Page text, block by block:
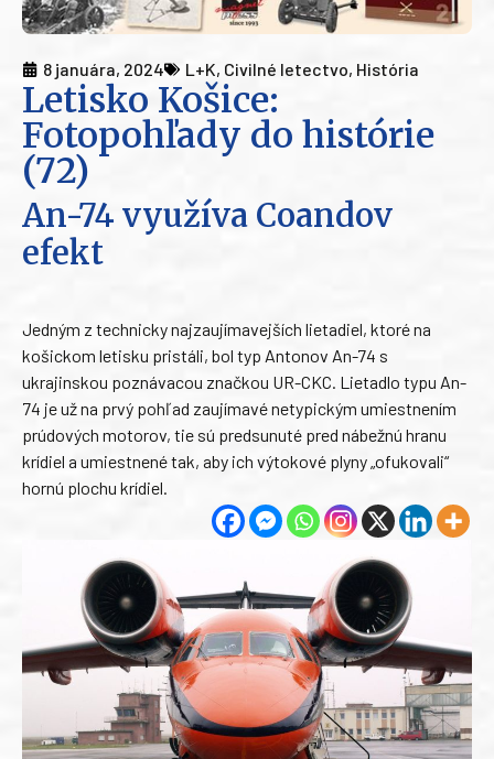
8 januára, 2024 L+K, Civilné letectvo, História
Letisko Košice:
Fotopohľady do histórie
(72)
An-74 využíva Coandov
efekt
Jedným z technicky najzaujímavejších lietadiel, ktoré na
košickom letisku pristáli, bol typ Antonov An-74 s
ukrajinskou poznávacou značkou UR-CKC. Lietadlo typu An-
74 je už na prvý pohľad zaujímavé netypickým umiestnením
prúdových motorov, tie sú predsunuté pred nábežnú hranu
krídiel a umiestnené tak, aby ich výtokové plyny „ofukovali“
hornú plochu krídiel.